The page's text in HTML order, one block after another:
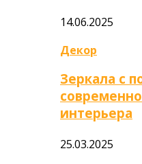
14.06.2025
Декор
Зеркала с
интерьера
25.03.2025